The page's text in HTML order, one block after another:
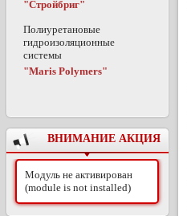
"Стройбриг"
Полиуретановые
гидроизоляционные
системы
"Maris Polymers"
ВНИМАНИЕ АКЦИЯ
Модуль не активирован
(module is not installed)